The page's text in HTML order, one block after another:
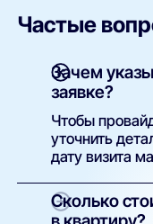
Частые
Зачем
заявке?
Чтобы
уточнить
дату визита
Сколько